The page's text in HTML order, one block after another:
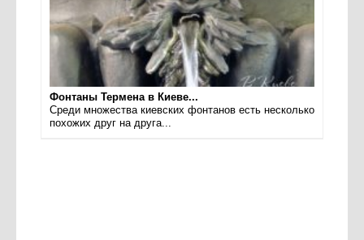
Фонтаны Термена в Киеве...
Среди множества киевских фонтанов есть несколько
похожих друг на друга...